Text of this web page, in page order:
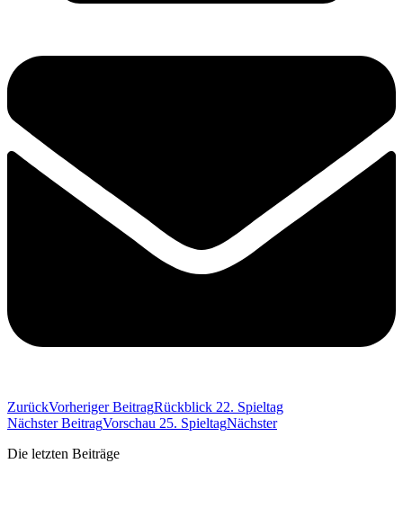
ZurückVorheriger BeitragRückblick 22. Spieltag
Nächster BeitragVorschau 25. SpieltagNächster
Die letzten Beiträge